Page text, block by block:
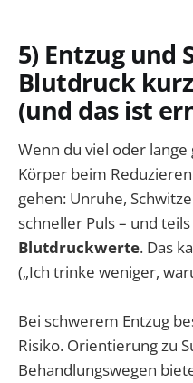
5) Entzug und
Blutdruck
(und das ist
Wenn du viel oder
Körper beim
gehen: Unruhe,
schneller Puls – und teils
Blutdruckwerte. Das
(„Ich trinke weniger,
Bei schwerem Entzug
Risiko. Orientierung zu
Behandlungswegen